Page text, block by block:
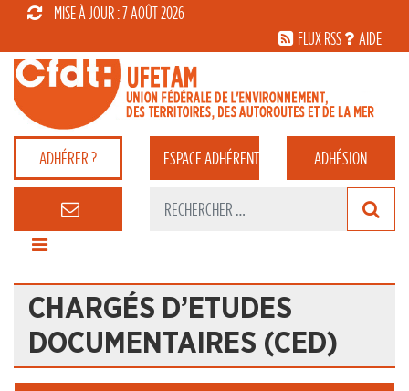
MISE À JOUR : 7 AOÛT 2026
FLUX RSS
AIDE
ADHÉRER ? ESPACEADHÉRENT ADHÉSION
CHARGÉS D’ETUDES
DOCUMENTAIRES (CED)